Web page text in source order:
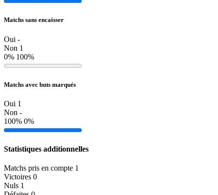
Matchs sans encaisser
Oui -
Non 1
0% 100%
Matchs avec buts marqués
Oui 1
Non -
100% 0%
Statistiques additionnelles
Matchs pris en compte 1
Victoires 0
Nuls 1